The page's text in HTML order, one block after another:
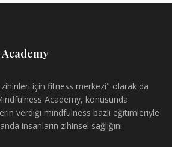
için fitness merkezi" olarak da
Academy, konusunda
verdiği mindfulness bazlı eğitimleriyle
insanların zihinsel sağlığını